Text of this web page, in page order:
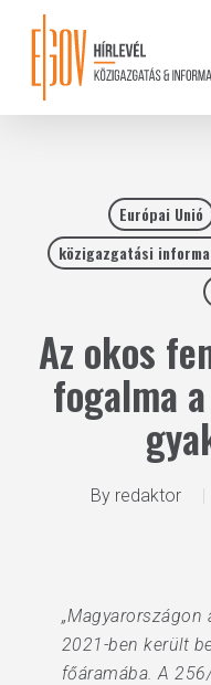
content
Európai Unió
közigazgatási
Az okos
fogalma
By redaktor
2021-ben került
főáramába. A